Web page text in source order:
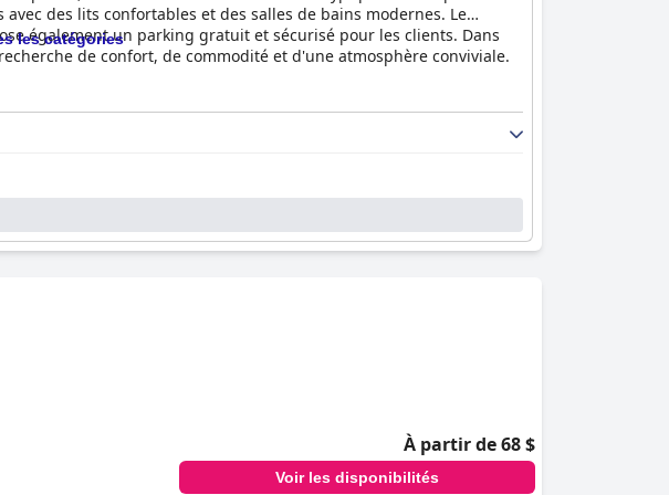
des lits confortables et des salles de bains modernes. Le
également un parking gratuit et sécurisé pour les clients. Dans
de confort, de commodité et d'une atmosphère conviviale.
les catégories
À partir de 68 $
Voir les disponibilités